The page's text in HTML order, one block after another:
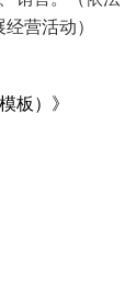
营活动）
板）》